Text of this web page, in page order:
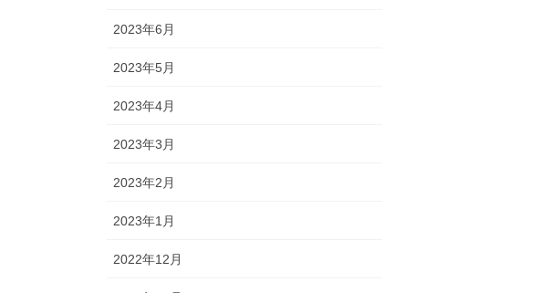
2023年6月
2023年5月
2023年4月
2023年3月
2023年2月
2023年1月
2022年12月